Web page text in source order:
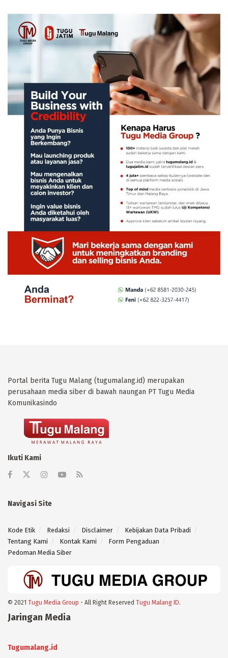
Portal berita Tugu Malang (tugumalang.id) merupakan
perusahaan media siber di bawah naungan PT Tugu Media
Komunikasindo
Ikuti Kami
Navigasi Site
Kode Etik Redaksi Disclaimer
Kebijakan Data Pribadi
Tentang Kami
Kontak Kami
Form Pengaduan
Pedoman Media Siber
© 2021 Tugu Media Group - All Right Reserved Tugu Malang ID.
Jaringan Media
Tugumalang.id